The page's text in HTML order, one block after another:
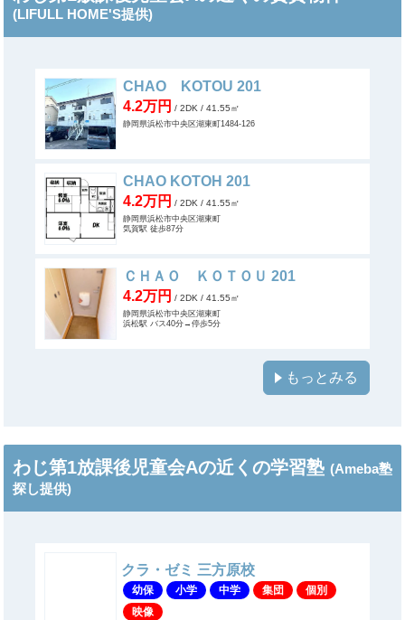
(LIFULL HOME'S提供)
CHAO KOTOU 201
4.2万円 / 2DK / 41.55㎡
静岡県浜松市中央区湖東町1484-126
CHAO KOTOH 201
4.2万円 / 2DK / 41.55㎡
静岡県浜松市中央区湖東町
気賀駅 徒歩87分
ＣＨＡＯ ＫＯＴＯＵ 201
4.2万円 / 2DK / 41.55㎡
静岡県浜松市中央区湖東町
浜松駅 バス40分→停歩5分
もっとみる
わじ第1放課後児童会Aの近くの学習塾 (Ameba塾
探し提供)
クラ・ゼミ 三方原校
幼保 小学 中学 集団
個別
映像